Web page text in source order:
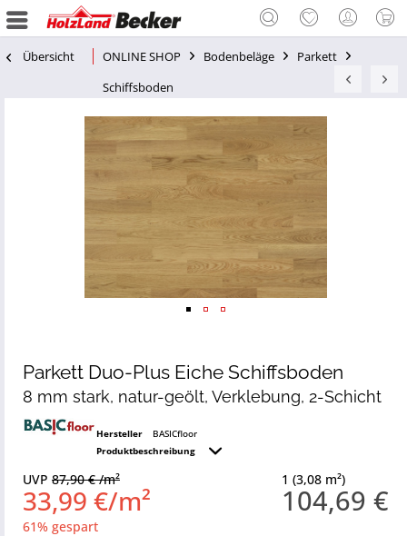
Übersicht ONLINE SHOP Bodenbeläge
Parkett
Schiffsboden
Parkett Duo-Plus Eiche Schiffsboden
8 mm stark, natur-geölt, Verklebung, 2-Schicht
Hersteller
BASICfloor
Produktbeschreibung
1 (3,08 m²)
104,69 €
UVP 87,90 € /m²
33,99 €/m²
61% gespart